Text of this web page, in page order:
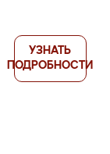
УЗНАТЬ
ПОДРОБНОСТИ